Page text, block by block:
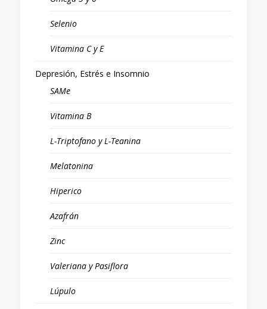
Selenio
Vitamina C y E
Depresión, Estrés e Insomnio
SAMe
Vitamina B
L-Triptofano y L-Teanina
Melatonina
Hiperico
Azafrán
Zinc
Valeriana y Pasiflora
Lúpulo